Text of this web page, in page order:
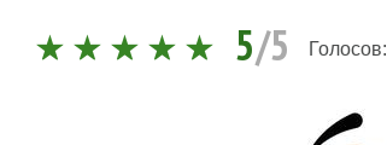
5/5 Голосов: